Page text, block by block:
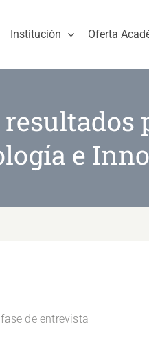
Institución Oferta
e
de entrevista